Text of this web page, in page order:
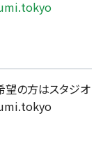
望の方はスタジオ